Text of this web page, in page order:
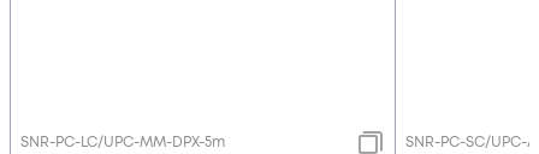
SNR-PC-LC/UPC-MM-DPX-5m SNR-PC-SC/UPC-